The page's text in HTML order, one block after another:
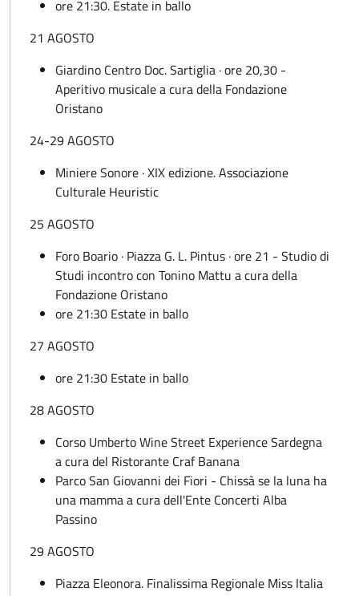
ore 21:30. Estate in ballo
21 AGOSTO
Giardino Centro Doc. Sartiglia · ore 20,30 -
Aperitivo musicale a cura della Fondazione
Oristano
24-29 AGOSTO
Miniere Sonore · XIX edizione. Associazione
Culturale Heuristic
25 AGOSTO
Foro Boario · Piazza G. L. Pintus · ore 21 - Studio di
Studi incontro con Tonino Mattu a cura della
Fondazione Oristano
ore 21:30 Estate in ballo
27 AGOSTO
ore 21:30 Estate in ballo
28 AGOSTO
Corso Umberto Wine Street Experience Sardegna
a cura del Ristorante Craf Banana
Parco San Giovanni dei Fiori - Chissà se la luna ha
una mamma a cura dell'Ente Concerti Alba
Passino
29 AGOSTO
Piazza Eleonora. Finalissima Regionale Miss Italia